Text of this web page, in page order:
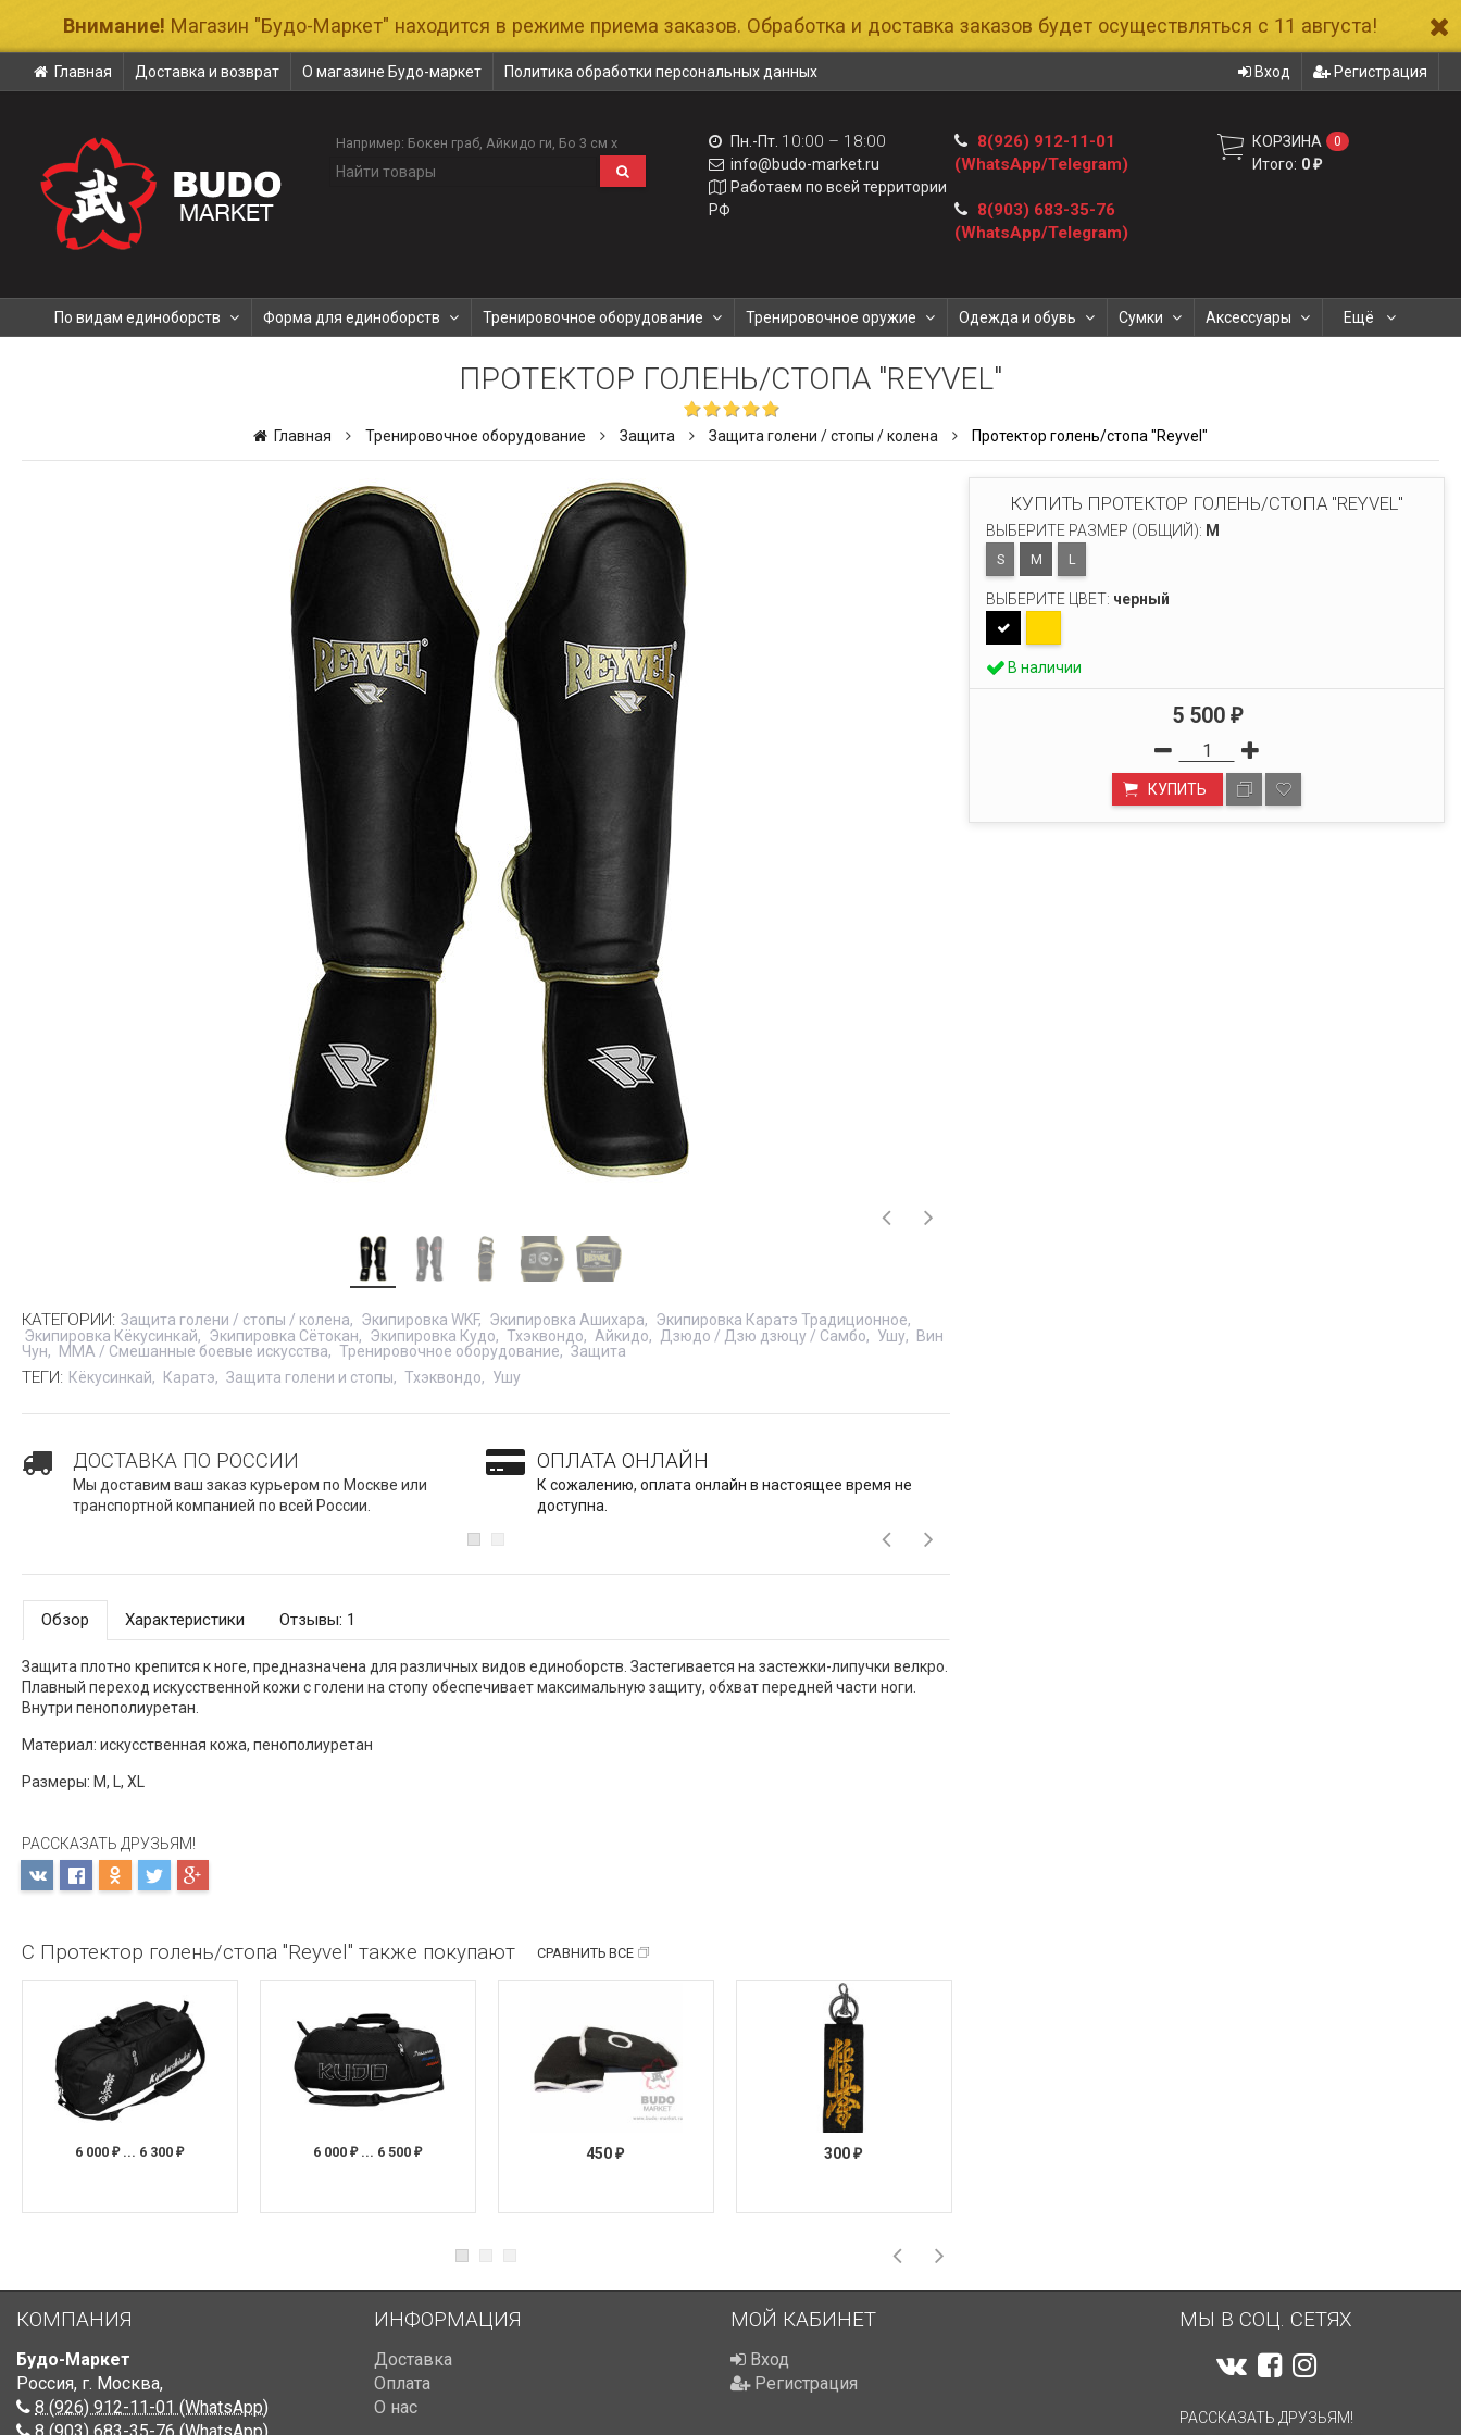
Внимание! Магазин "Будо-Маркет" находится в режиме приема заказов. Обработка и доставка заказов будет осуществляться с 11 августа!
Главная Доставка и возврат О магазине Будо-маркет Политика обработки персональных данных Вход Регистрация
Например: Бокен граб Айкидо ги Бо 3 см х Пн.-Пт. 10:00 – 18:00
info@budo-market.ru
Работаем по всей территории
РФ
8(926) 912-11-01
(WhatsApp/Telegram)
8(903) 683-35-76
(WhatsApp/Telegram)
КОРЗИНА 0
Итого: 0₽
По видам единоборств Форма для единоборств Тренировочное оборудование Тренировочное оружие Одежда и обувь Сумки Аксессуары Ещё
ПРОТЕКТОР ГОЛЕНЬ/СТОПА "REYVEL"
Главная Тренировочное оборудование Защита Защита голени / стопы / колена Протектор голень/стопа "Reyvel"
КУПИТЬ ПРОТЕКТОР ГОЛЕНЬ/СТОПА "REYVEL"
ВЫБЕРИТЕ РАЗМЕР (ОБЩИЙ): M
S M L
ВЫБЕРИТЕ ЦВЕТ: черный
В наличии
5 500 ₽
КУПИТЬ
КАТЕГОРИИ: Защита голени / стопы / колена Экипировка WKF Экипировка Ашихара
Экипировка Каратэ Традиционное
Экипировка Кёкусинкай
Экипировка Сётокан Экипировка Кудо Тхэквондо Айкидо Дзюдо / Дзю дзюцу / Самбо Ушу
Вин
Чун
MMA / Смешанные боевые искусства Тренировочное оборудование Защита
ТЕГИ: Кёкусинкай Каратэ Защита голени и стопы Тхэквондо Ушу
ДОСТАВКА ПО РОССИИ
Мы доставим ваш заказ курьером по Москве или
транспортной компанией по всей России.
ОПЛАТА ОНЛАЙН
К сожалению, оплата онлайн в настоящее время не
доступна.
Обзор Характеристики Отзывы: 1
Защита плотно крепится к ноге, предназначена для различных видов единоборств. Застегивается на застежки-липучки велкро.
Плавный переход искусственной кожи с голени на стопу обеспечивает максимальную защиту, обхват передней части ноги.
Внутри пенополиуретан.
Материал: искусственная кожа, пенополиуретан
Размеры: M, L, XL
РАССКАЗАТЬ ДРУЗЬЯМ!
С Протектор голень/стопа "Reyvel" также покупают СРАВНИТЬ ВСЕ
6 000 ₽... 6 300 ₽ 6 000 ₽... 6 500 ₽ 450 ₽ 300 ₽
КОМПАНИЯ
Будо-Маркет
Россия, г. Москва,
8 (926) 912-11-01 (WhatsApp)
ИНФОРМАЦИЯ
Доставка
Оплата
О нас
МОЙ КАБИНЕТ
Вход
Регистрация
МЫ В СОЦ. СЕТЯХ
РАССКАЗАТЬ ДРУЗЬЯМ!